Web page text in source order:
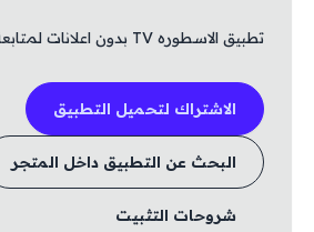
تطبيق الاسطوره TV بدون اعلانات لمتابعة المباريات مباشراً
الاشتراك لتحميل التطبيق
البحث عن التطبيق داخل المتجر
شروحات التثبيت